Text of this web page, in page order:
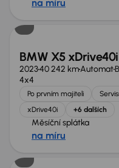
na míru
Možnost odpočtu DPH
BMW X5 xDrive40i
202340 242 kmAutomat
4x4
Po prvním majiteli
xDrive40i
+6 dalších
Měsíční splátka
na míru
Zlevněno o 100 000 Kč